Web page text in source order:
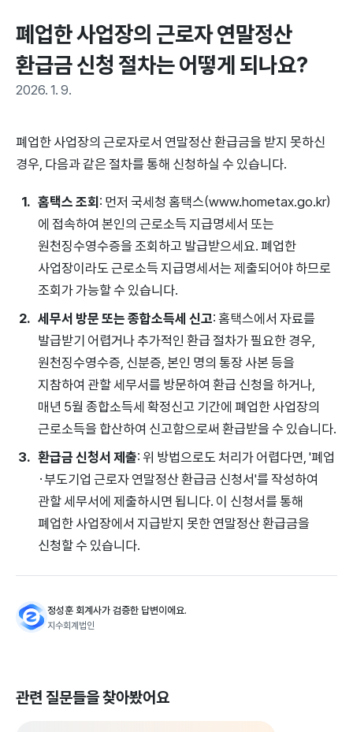
폐업한 사업장의 근로자 연말정산
환급금 신청 절차는 어떻게 되나요?
2026. 1. 9.
폐업한 사업장의 근로자로서 연말정산 환급금을 받지 못하신
경우, 다음과 같은 절차를 통해 신청하실 수 있습니다.
홈택스 조회: 먼저 국세청 홈택스(www.hometax.go.kr)
에 접속하여 본인의 근로소득 지급명세서 또는
원천징수영수증을 조회하고 발급받으세요. 폐업한
사업장이라도 근로소득 지급명세서는 제출되어야 하므로
조회가 가능할 수 있습니다.
세무서 방문 또는 종합소득세 신고: 홈택스에서 자료를
발급받기 어렵거나 추가적인 환급 절차가 필요한 경우,
원천징수영수증, 신분증, 본인 명의 통장 사본 등을
지참하여 관할 세무서를 방문하여 환급 신청을 하거나,
매년 5월 종합소득세 확정신고 기간에 폐업한 사업장의
근로소득을 합산하여 신고함으로써 환급받을 수 있습니다.
환급금 신청서 제출: 위 방법으로도 처리가 어렵다면, '폐업
·부도기업 근로자 연말정산 환급금 신청서'를 작성하여
관할 세무서에 제출하시면 됩니다. 이 신청서를 통해
폐업한 사업장에서 지급받지 못한 연말정산 환급금을
신청할 수 있습니다.
정성훈 회계사가 검증한 답변이에요.
지수회계법인
관련 질문들을 찾아봤어요